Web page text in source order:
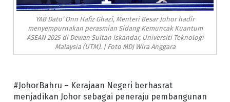
YAB Dato’ Onn Hafiz Ghazi, Menteri Besar Johor hadir
menyempurnakan perasmian Sidang Kemuncak Kuantum
ASEAN 2025 di Dewan Sultan Iskandar, Universiti Teknologi
Malaysia (UTM). | Foto MDJ Wira Anggara
#JohorBahru – Kerajaan Negeri berhasrat
menjadikan Johor sebagai peneraju pembangunan